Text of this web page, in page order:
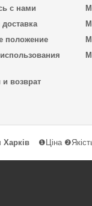
с нами
положение
и возврат
Харків ❶Ціна